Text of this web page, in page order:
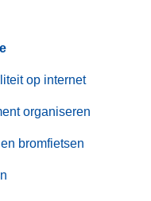
op internet
organiseren
bromfietsen